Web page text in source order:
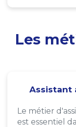
Les
Assistant
Le métier
est essentiel